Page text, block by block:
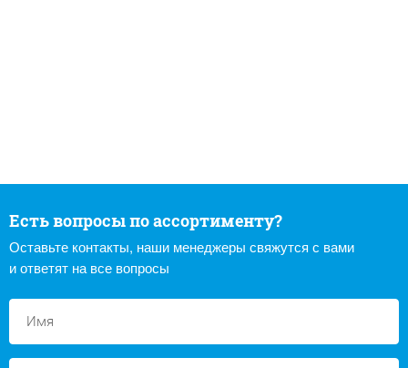
Есть вопросы по ассортименту?
Оставьте контакты, наши менеджеры свяжутся с вами
и ответят на все вопросы